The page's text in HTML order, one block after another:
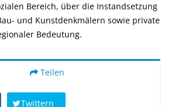
Bereich, über die Instandsetzung
und Kunstdenkmälern sowie private
Bedeutung.
Teilen
Twittern